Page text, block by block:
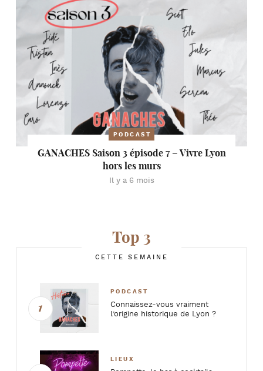
PODCAST
GANACHES Saison 3 épisode 7 – Vivre Lyon
hors les murs
Il y a 6 mois
Top 3
CETTE SEMAINE
PODCAST
Connaissez-vous vraiment
l’origine historique de Lyon ?
LIEUX